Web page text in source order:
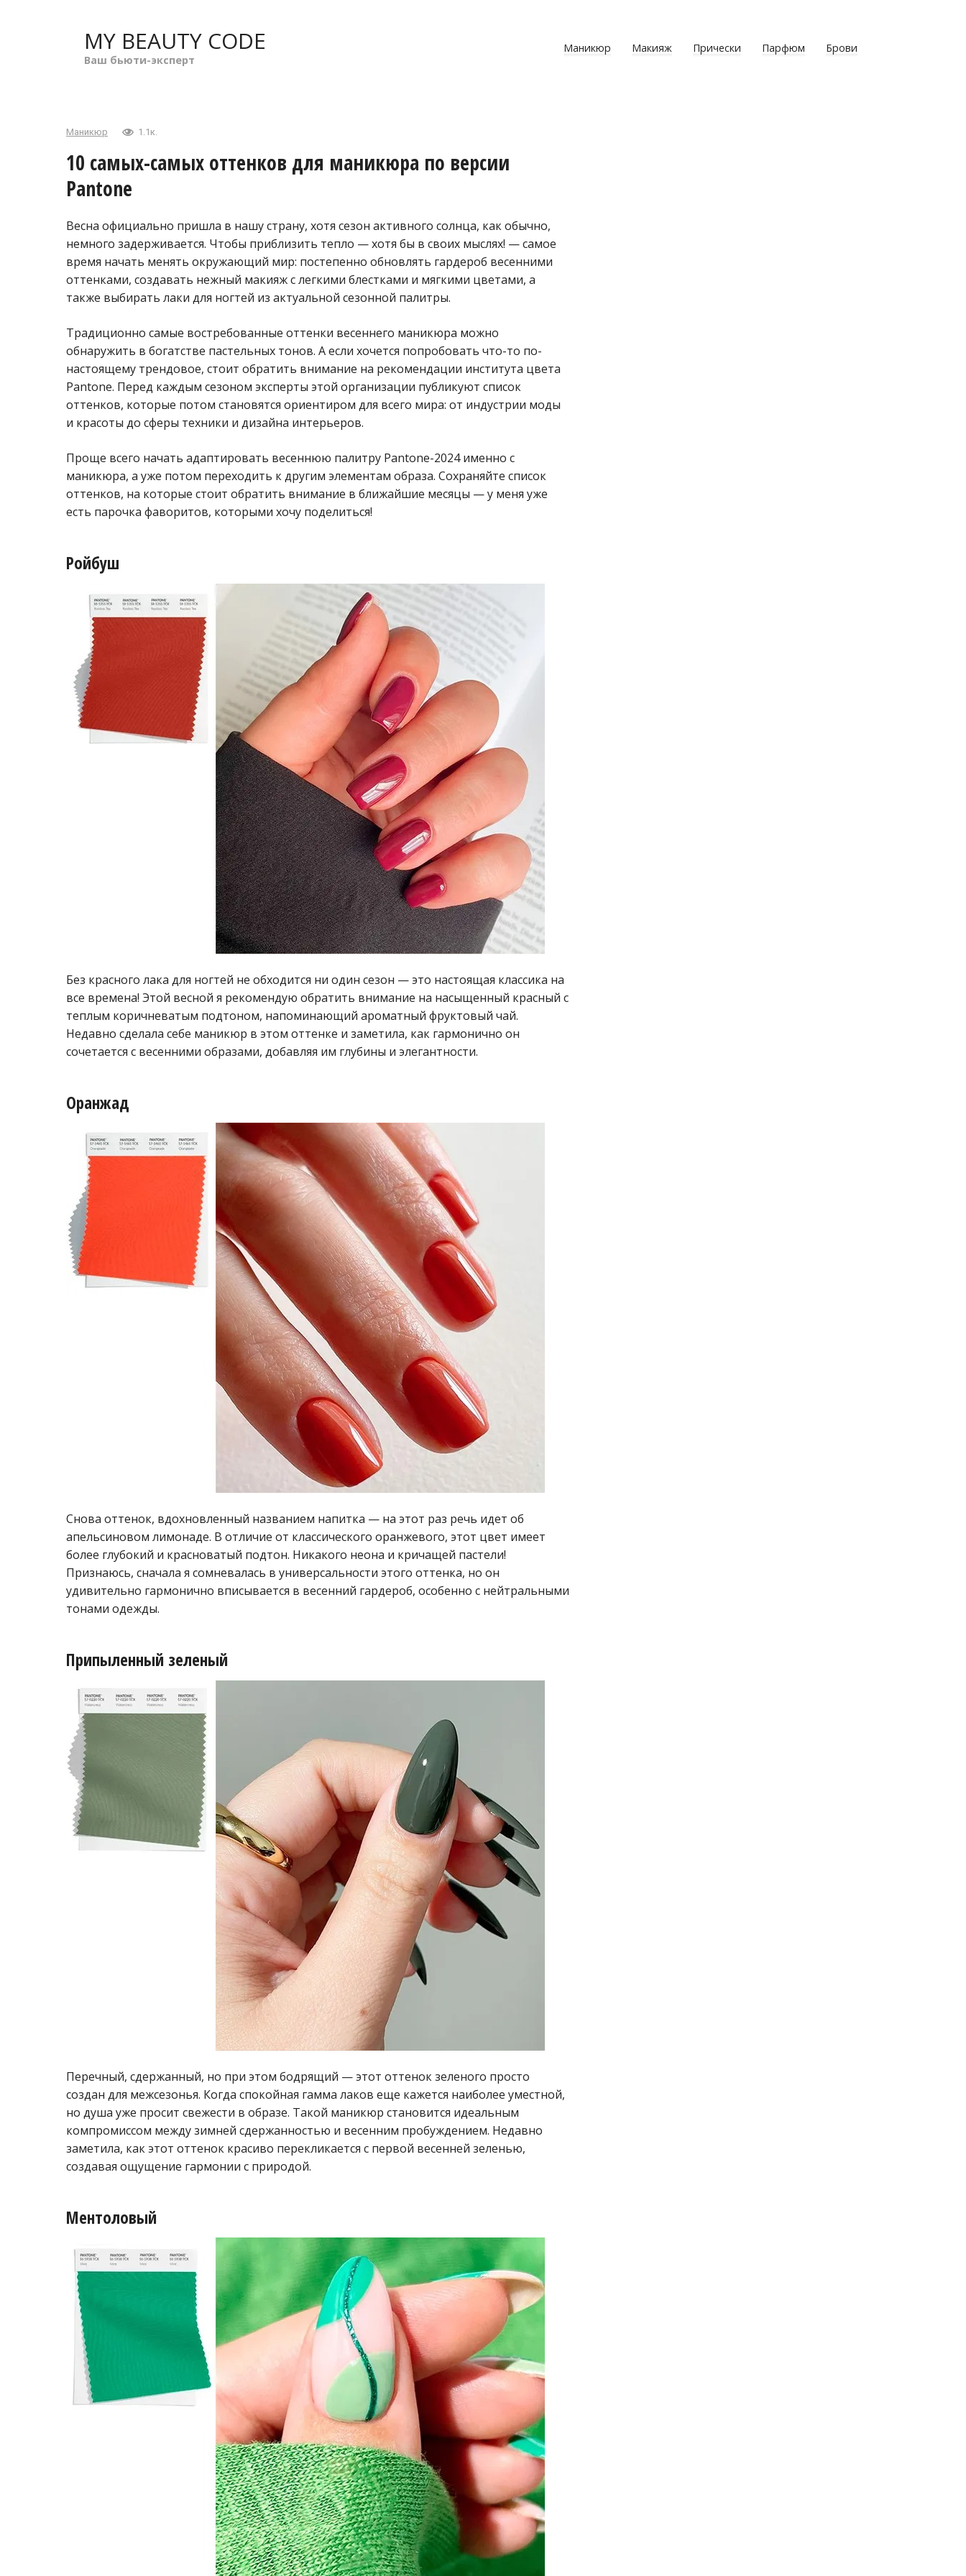
MY BEAUTY CODE
Ваш бьюти-эксперт
Маникюр Макияж Прически Парфюм Брови
Маникюр 1.1к.
10 самых-самых оттенков для маникюра по версии
Pantone
Весна официально пришла в нашу страну, хотя сезон активного солнца, как обычно,
немного задерживается. Чтобы приблизить тепло — хотя бы в своих мыслях! — самое
время начать менять окружающий мир: постепенно обновлять гардероб весенними
оттенками, создавать нежный макияж с легкими блестками и мягкими цветами, а
также выбирать лаки для ногтей из актуальной сезонной палитры.
Традиционно самые востребованные оттенки весеннего маникюра можно
обнаружить в богатстве пастельных тонов. А если хочется попробовать что-то по-
настоящему трендовое, стоит обратить внимание на рекомендации института цвета
Pantone. Перед каждым сезоном эксперты этой организации публикуют список
оттенков, которые потом становятся ориентиром для всего мира: от индустрии моды
и красоты до сферы техники и дизайна интерьеров.
Проще всего начать адаптировать весеннюю палитру Pantone-2024 именно с
маникюра, а уже потом переходить к другим элементам образа. Сохраняйте список
оттенков, на которые стоит обратить внимание в ближайшие месяцы — у меня уже
есть парочка фаворитов, которыми хочу поделиться!
Ройбуш
Без красного лака для ногтей не обходится ни один сезон — это настоящая классика на
все времена! Этой весной я рекомендую обратить внимание на насыщенный красный с
теплым коричневатым подтоном, напоминающий ароматный фруктовый чай.
Недавно сделала себе маникюр в этом оттенке и заметила, как гармонично он
сочетается с весенними образами, добавляя им глубины и элегантности.
Оранжад
Снова оттенок, вдохновленный названием напитка — на этот раз речь идет об
апельсиновом лимонаде. В отличие от классического оранжевого, этот цвет имеет
более глубокий и красноватый подтон. Никакого неона и кричащей пастели!
Признаюсь, сначала я сомневалась в универсальности этого оттенка, но он
удивительно гармонично вписывается в весенний гардероб, особенно с нейтральными
тонами одежды.
Припыленный зеленый
Перечный, сдержанный, но при этом бодрящий — этот оттенок зеленого просто
создан для межсезонья. Когда спокойная гамма лаков еще кажется наиболее уместной,
но душа уже просит свежести в образе. Такой маникюр становится идеальным
компромиссом между зимней сдержанностью и весенним пробуждением. Недавно
заметила, как этот оттенок красиво перекликается с первой весенней зеленью,
создавая ощущение гармонии с природой.
Ментоловый